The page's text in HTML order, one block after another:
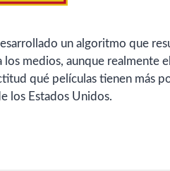
un algoritmo que
medios, aunque realmente
qué películas tienen más
los Estados Unidos.